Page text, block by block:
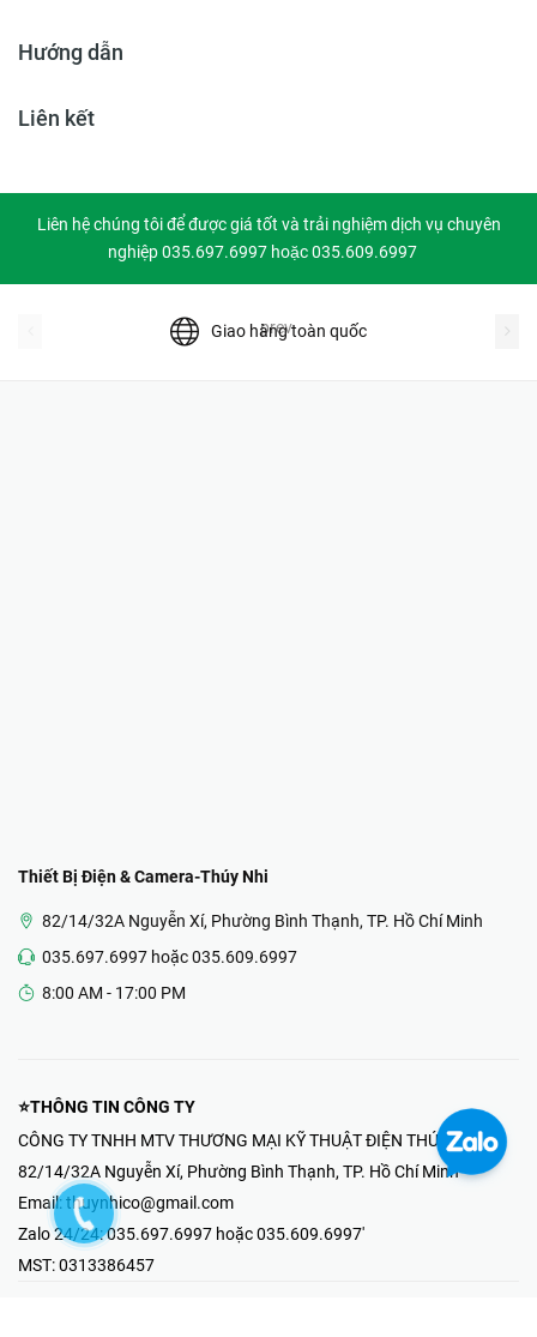
Hướng dẫn
Liên kết
Liên hệ chúng tôi để được giá tốt và trải nghiệm dịch vụ chuyên
nghiệp 035.697.6997 hoặc 035.609.6997
Giao hàng toàn quốc
prev
Thiết Bị Điện & Camera-Thúy Nhi
82/14/32A Nguyễn Xí, Phường Bình Thạnh, TP. Hồ Chí Minh
035.697.6997 hoặc 035.609.6997
8:00 AM - 17:00 PM
⭐THÔNG TIN CÔNG TY
CÔNG TY TNHH MTV THƯƠNG MẠI KỸ THUẬT ĐIỆN THÚY NHI
82/14/32A Nguyễn Xí, Phường Bình Thạnh, TP. Hồ Chí Minh
Email: thuynhico@gmail.com
Zalo 24/24:035.697.6997 hoặc 035.609.6997'
MST:0313386457